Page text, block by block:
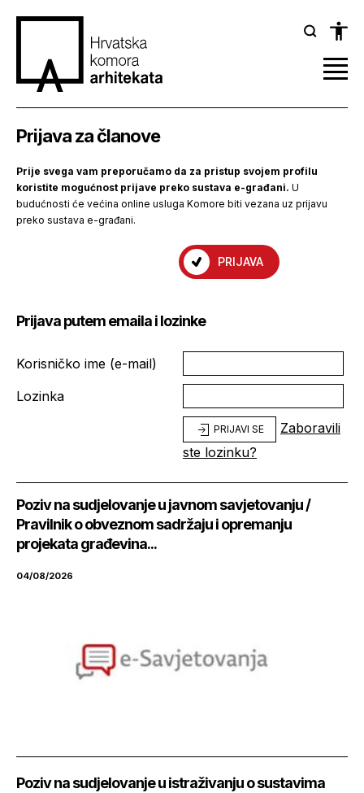
Prijava za članove
Prije svega vam preporučamo da za pristup svojem profilu
koristite mogućnost prijave preko sustava e-građani. U
budućnosti će većina online usluga Komore biti vezana uz prijavu
preko sustava e-građani.
PRIJAVA
Prijava putem emaila i lozinke
Korisničko ime (e-mail)
Lozinka
PRIJAVI SE
Zaboravili
ste lozinku?
Poziv na sudjelovanje u javnom savjetovanju /
Pravilnik o obveznom sadržaju i opremanju
projekata građevina...
04/08/2026
Poziv na sudjelovanje u istraživanju o sustavima